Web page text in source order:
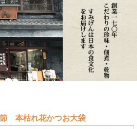
本枯れ花かつお大袋